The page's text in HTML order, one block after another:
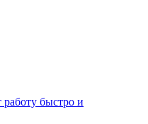
быстро и